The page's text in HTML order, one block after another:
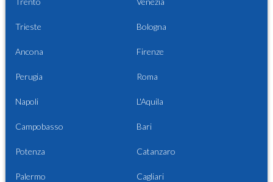
Trieste Bologna
Ancona Firenze
Perugia Roma
Napoli L'Aquila
Campobasso Bari
Potenza Catanzaro
Palermo Cagliari